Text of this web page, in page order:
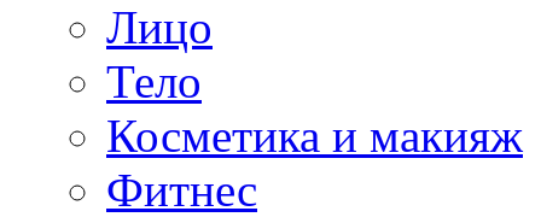
Лицо
Тело
Косметика и макияж
Фитнес